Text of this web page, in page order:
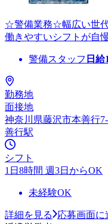
☆警備業務☆幅広い世
働きやすいシフトが自
警備スタッフ 日給
勤務地
面接地
神奈川県藤沢市本善行7-
善行駅
シフト
1日8時間 週3日からOK
未経験OK
詳細を見る
応募画面に